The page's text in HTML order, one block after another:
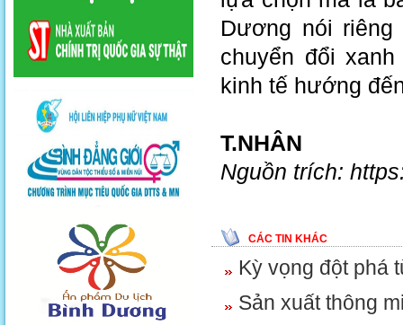
Dương nói
chuyển đổi
kinh tế hướng
T.NHÂN
Nguồn trích:
CÁC TIN KHÁC
Kỳ vọng đột phá
Sản xuất thông